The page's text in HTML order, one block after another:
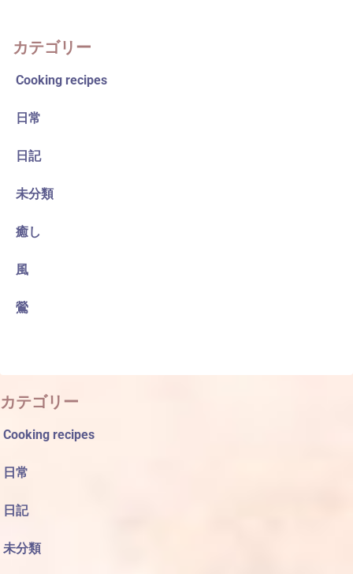
カテゴリー
Cooking recipes
日常
日記
未分類
癒し
風
鶯
カテゴリー
Cooking recipes
日常
日記
未分類